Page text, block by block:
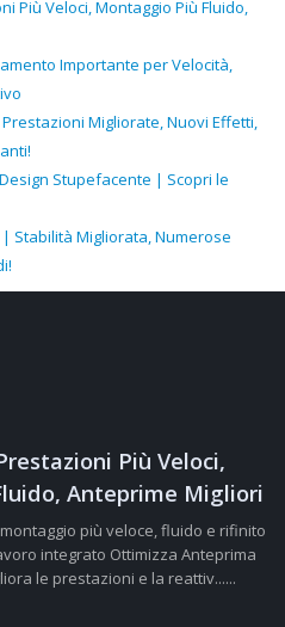
Più Veloci, Montaggio Più Fluido,
Importante per Velocità,
Migliorate, Nuovi Effetti,
Stupefacente | Scopri le
Stabilità Migliorata, Numerose
Più Veloci,
Anteprime Migliori
più veloce, fluido e rifinito
integrato Ottimizza Anteprima
le prestazioni e la reattiv......